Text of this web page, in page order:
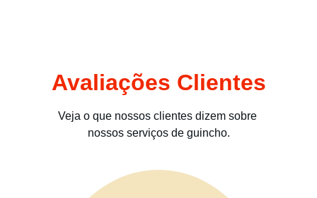
Avaliações Clientes
Veja o que nossos clientes dizem sobre
nossos serviços de guincho.